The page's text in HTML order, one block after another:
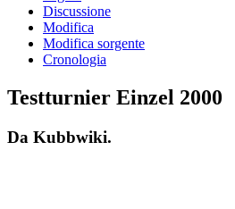
Discussione
Modifica
Modifica sorgente
Cronologia
Testturnier Einzel 2000
Da Kubbwiki.